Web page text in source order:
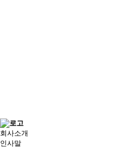
회사소개
인사말